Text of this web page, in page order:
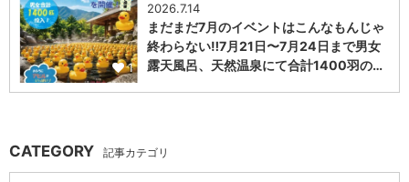
1
2026.7.14
まだまだ7月のイベントはこんなもんじゃ
終わらない‼️7月21日〜7月24日まで男女
露天風呂、天然温泉にて合計1400羽の…
CATEGORY 記事カテゴリ